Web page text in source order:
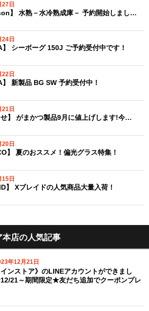
27日
】 水熟－水冷熟成庫－ 予約開始しまし…
24日
】 シーボーグ 150J ご予約受付中です！
22日
】 新製品 BG SW 予約受付中！
21日
せ】 がまかつ製品9月に値上げします!今…
20日
】 夏のおススメ！偏光グラス特集！
15日
】 Xブレイドの人気商品大量入荷！
店の人気記事
年12月21日
インストア》のLINEアカウントができまし
21～期間限定★友だち追加でクーポンプレ